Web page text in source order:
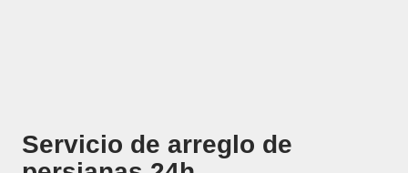
Servicio de arreglo de